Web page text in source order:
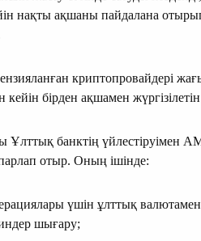
нақты ақшаны пайдалана отырып
криптопровайдері
бірден ақшамен
банктің үйлестіруімен
отыр. Оның ішінде:
үшін ұлттық
шығару;